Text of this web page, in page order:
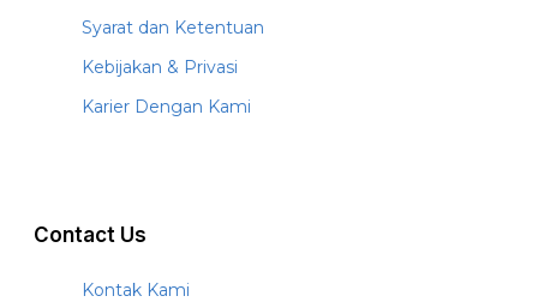
Syarat dan Ketentuan
Kebijakan & Privasi
Karier Dengan Kami
Contact Us
Kontak Kami